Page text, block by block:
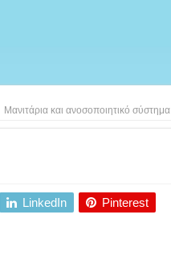
Μανιτάρια και ανοσοποιητικό σύστημα
LinkedIn Pinterest